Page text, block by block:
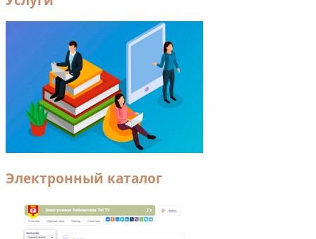
Электронный каталог